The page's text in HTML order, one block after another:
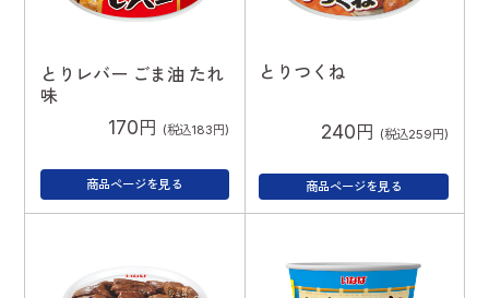
とりレバー ごま油 たれ
味
170円 (税込183円)
商品ページを見る
とりつくね
240円 (税込259円)
商品ページを見る